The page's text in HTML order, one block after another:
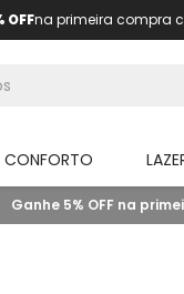
OFFna primeira compra
Ganhe 5% OFF na